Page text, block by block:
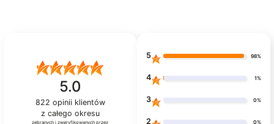
5.0
822 opinii klientów
z całego okresu
zebranych i zweryfikowanych przez
5 98%
4 1%
3 0%
2 0%